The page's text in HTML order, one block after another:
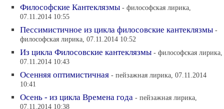
Философские Кантеклязмы - философская лирика,
07.11.2014 10:55
Пессимистичное из цикла филосовские кантеклязмы -
философская лирика, 07.11.2014 10:52
Из цикла Филосовские кантеклязмы - философская лирика,
07.11.2014 10:43
Осенняя оптимистичная - пейзажная лирика, 07.11.2014
10:41
Осень - из цикла Времена года - пейзажная лирика,